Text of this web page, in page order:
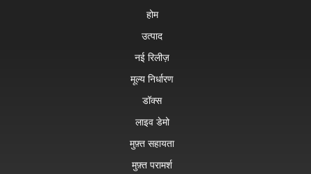
होम
उत्पाद
नई रिलीज़
मूल्य निर्धारण
डॉक्स
लाइव डेमो
मुफ़्त सहायता
मुफ़्त परामर्श